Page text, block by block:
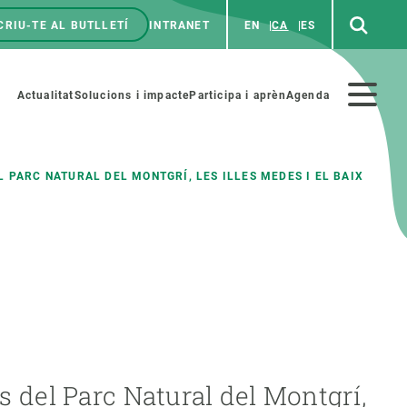
TE AL BUTLLETÍ INTRANET EN CA ES
Menú
secundario
ActualitatSolucions i impacteParticipa i aprènAgenda
PARC NATURAL DEL MONTGRÍ, LES ILLES MEDES I EL BAIX
del Parc Natural del Montgrí,
COL·LABORA Notícies